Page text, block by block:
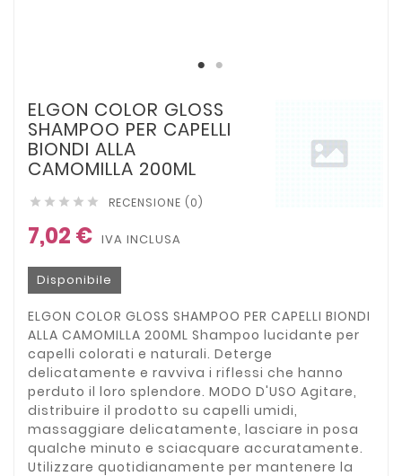
ELGON COLOR GLOSS
SHAMPOO PER CAPELLI
BIONDI ALLA
CAMOMILLA 200ML
     RECENSIONE (0)
7,02 € IVA INCLUSA
Disponibile
ELGON COLOR GLOSS SHAMPOO PER CAPELLI BIONDI
ALLA CAMOMILLA 200ML Shampoo lucidante per
capelli colorati e naturali. Deterge
delicatamente e ravviva i riflessi che hanno
perduto il loro splendore. MODO D'USO Agitare,
distribuire il prodotto su capelli umidi,
massaggiare delicatamente, lasciare in posa
qualche minuto e sciacquare accuratamente.
Utilizzare quotidianamente per mantenere la